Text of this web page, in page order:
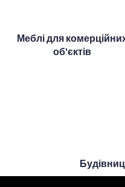
Меблі для
об'єктів